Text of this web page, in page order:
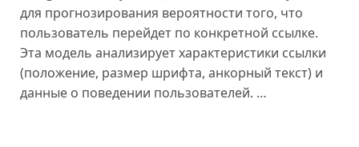
для прогнозирования вероятности того, что
пользователь перейдет по конкретной ссылке.
Эта модель анализирует характеристики ссылки
(положение, размер шрифта, анкорный текст) и
данные о поведении пользователей. …